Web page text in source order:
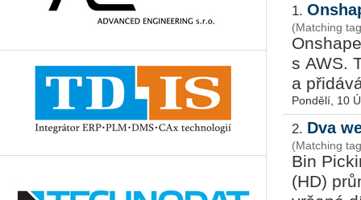
1.
(Matching
s AWS.
a
Pondělí, 10
2. Dva
(Matching
Bin
(HD)